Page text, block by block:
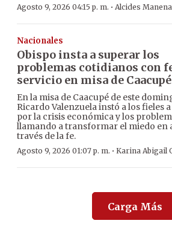
Agosto 9, 2026 04:15 p. m. · Alcides Manena
Nacionales
Obispo insta a superar los
problemas cotidianos con
servicio en misa de Caacupé
En la misa de Caacupé de este
Ricardo Valenzuela instó a los fieles
por la crisis económica y los
llamando a transformar el miedo en
través de la fe.
Agosto 9, 2026 01:07 p. m. · Karina Abigail
Carga Más